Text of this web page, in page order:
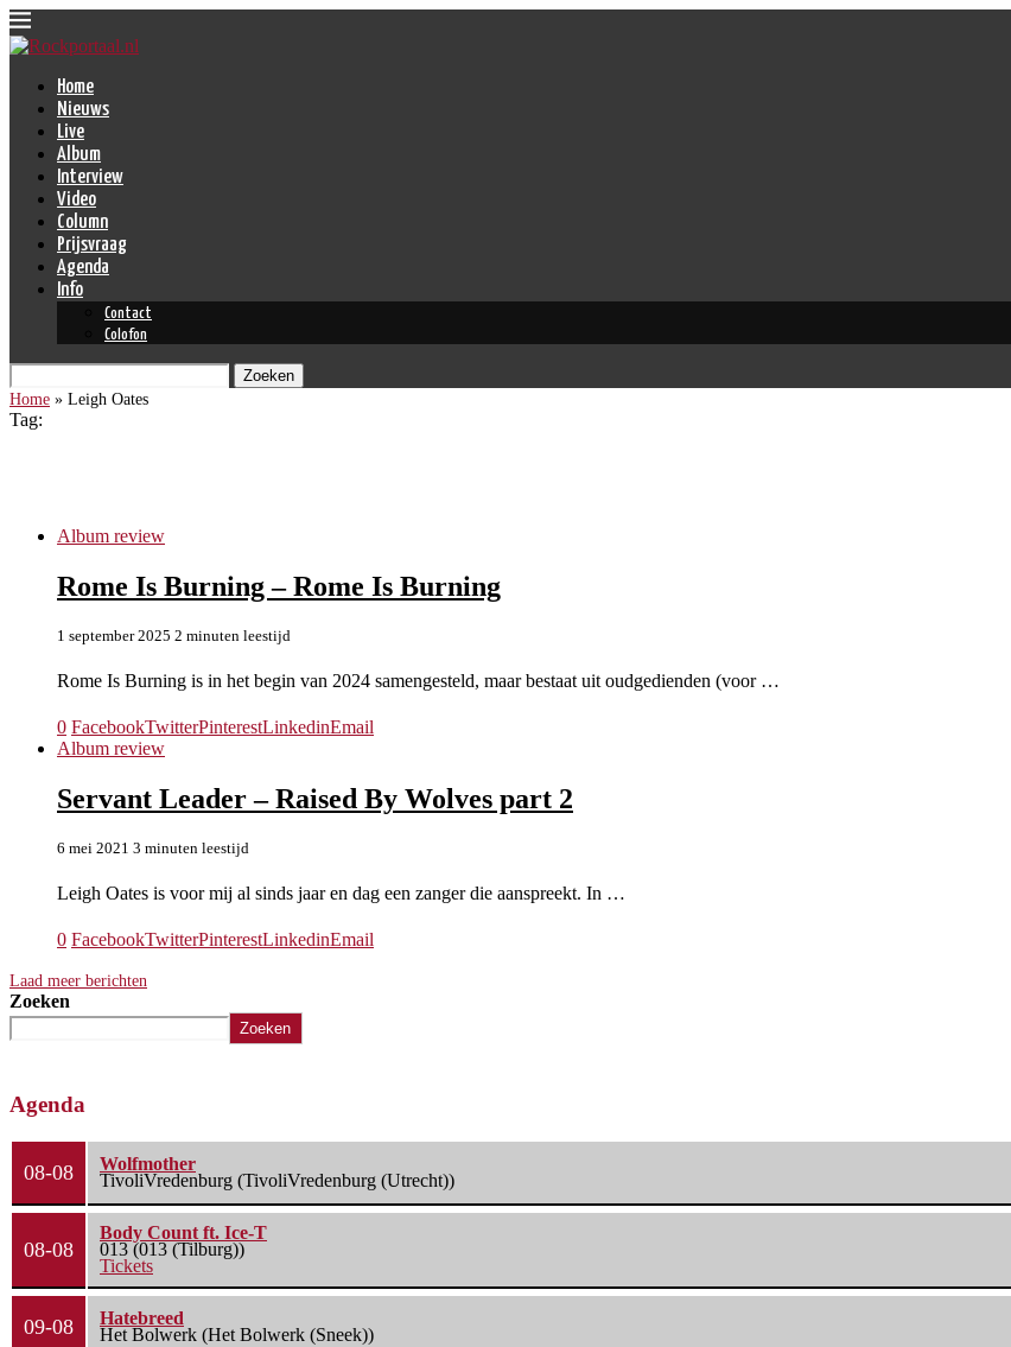
Home
Nieuws
Live
Album
Interview
Video
Column
Prijsvraag
Agenda
Info
Contact
Colofon
Zoeken
Home » Leigh Oates
Tag:
Album review
Rome Is Burning – Rome Is Burning
1 september 2025 2 minuten leestijd
Rome Is Burning is in het begin van 2024 samengesteld, maar bestaat uit oudgedienden (voor …
0 FacebookTwitterPinterestLinkedinEmail
Album review
Servant Leader – Raised By Wolves part 2
6 mei 2021 3 minuten leestijd
Leigh Oates is voor mij al sinds jaar en dag een zanger die aanspreekt. In …
0 FacebookTwitterPinterestLinkedinEmail
Laad meer berichten
Zoeken
Zoeken
Agenda
08-08
Wolfmother
TivoliVredenburg (TivoliVredenburg (Utrecht))
08-08
Body Count ft. Ice-T
013 (013 (Tilburg))
Tickets
09-08
Hatebreed
Het Bolwerk (Het Bolwerk (Sneek))